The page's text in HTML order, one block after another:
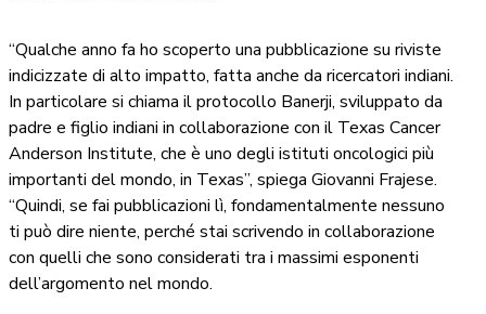
“Qualche anno fa ho scoperto una pubblicazione su riviste
indicizzate di alto impatto, fatta anche da ricercatori indiani.
In particolare si chiama il protocollo Banerji, sviluppato da
padre e figlio indiani in collaborazione con il Texas Cancer
Anderson Institute, che è uno degli istituti oncologici più
importanti del mondo, in Texas”, spiega Giovanni Frajese.
“Quindi, se fai pubblicazioni lì, fondamentalmente nessuno
ti può dire niente, perché stai scrivendo in collaborazione
con quelli che sono considerati tra i massimi esponenti
dell’argomento nel mondo.